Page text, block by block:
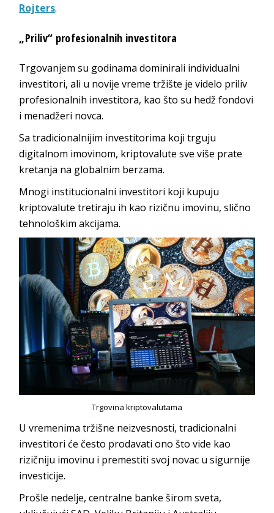
Rojters.
„Priliv“ profesionalnih investitora
Trgovanjem su godinama dominirali individualni
investitori, ali u novije vreme tržište je videlo priliv
profesionalnih investitora, kao što su hedž fondovi
i menadžeri novca.
Sa tradicionalnijim investitorima koji trguju
digitalnom imovinom, kriptovalute sve više prate
kretanja na globalnim berzama.
Mnogi institucionalni investitori koji kupuju
kriptovalute tretiraju ih kao rizičnu imovinu, slično
tehnološkim akcijama.
Trgovina kriptovalutama
U vremenima tržišne neizvesnosti, tradicionalni
investitori će često prodavati ono što vide kao
rizičniju imovinu i premestiti svoj novac u sigurnije
investicije.
Prošle nedelje, centralne banke širom sveta,